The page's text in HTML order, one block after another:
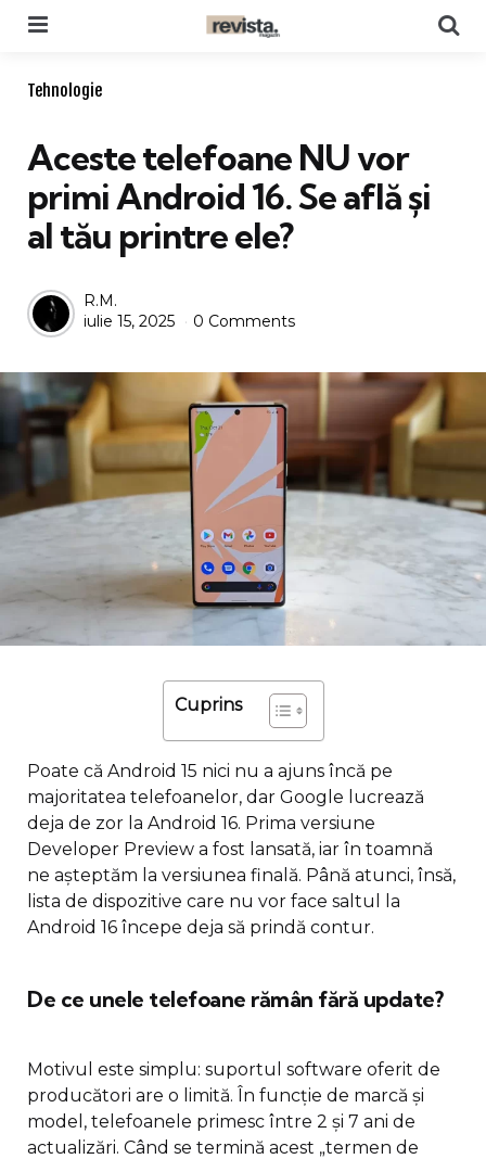
Categories
Tehnologie
Aceste telefoane NU vor
primi Android 16. Se află și
al tău printre ele?
Posted
by
R.M.
iulie 15, 2025
0 Comments
Cuprins
Poate că Android 15 nici nu a ajuns încă pe
majoritatea telefoanelor, dar Google lucrează
deja de zor la Android 16. Prima versiune
Developer Preview a fost lansată, iar în toamnă
ne așteptăm la versiunea finală. Până atunci, însă,
lista de dispozitive care nu vor face saltul la
Android 16 începe deja să prindă contur.
De ce unele telefoane rămân fără update?
Motivul este simplu: suportul software oferit de
producători are o limită. În funcție de marcă și
model, telefoanele primesc între 2 și 7 ani de
actualizări. Când se termină acest „termen de